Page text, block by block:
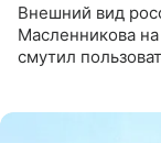
Внешний вид
Масленникова
смутил